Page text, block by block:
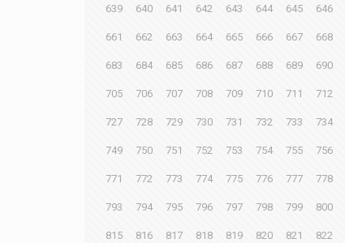
639 640 641 642 643 644 645 646
661 662 663 664 665 666 667 668
683 684 685 686 687 688 689 690
705 706 707 708 709 710 711 712
727 728 729 730 731 732 733 734
749 750 751 752 753 754 755 756
771 772 773 774 775 776 777 778
793 794 795 796 797 798 799 800
815 816 817 818 819 820 821 822